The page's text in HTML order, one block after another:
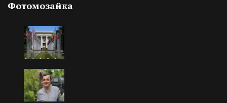
Фотомозайка